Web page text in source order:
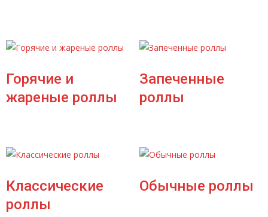
Горячие и
жареные роллы
Запеченные
роллы
Классические
роллы
Обычные роллы